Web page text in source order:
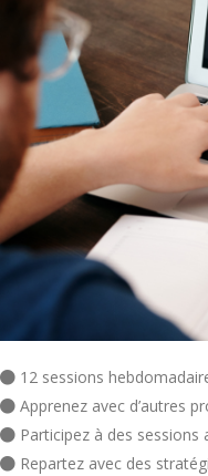
12 sessions
Apprenez avec d’autres
Participez à des
Repartez avec des